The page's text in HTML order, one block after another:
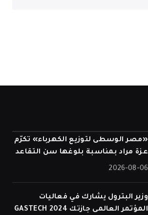
«مصر الوسطى لتوزيع الكهرباء» تكرّم
عزة مراد بمناسبة بلوغها سن التقاعد
2026-08-06
وزير البترول يشارك في فعاليات
المؤتمر العالمى جازتك 2024 GASTECH